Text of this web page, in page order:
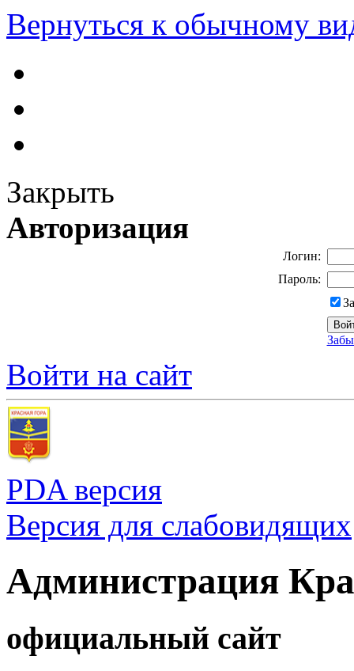
Вернуться к обычному
Закрыть
Авторизация
Логин:
Пароль:
Войти на сайт
PDA версия
Версия для слабовидящих
Администрация
официальный сайт